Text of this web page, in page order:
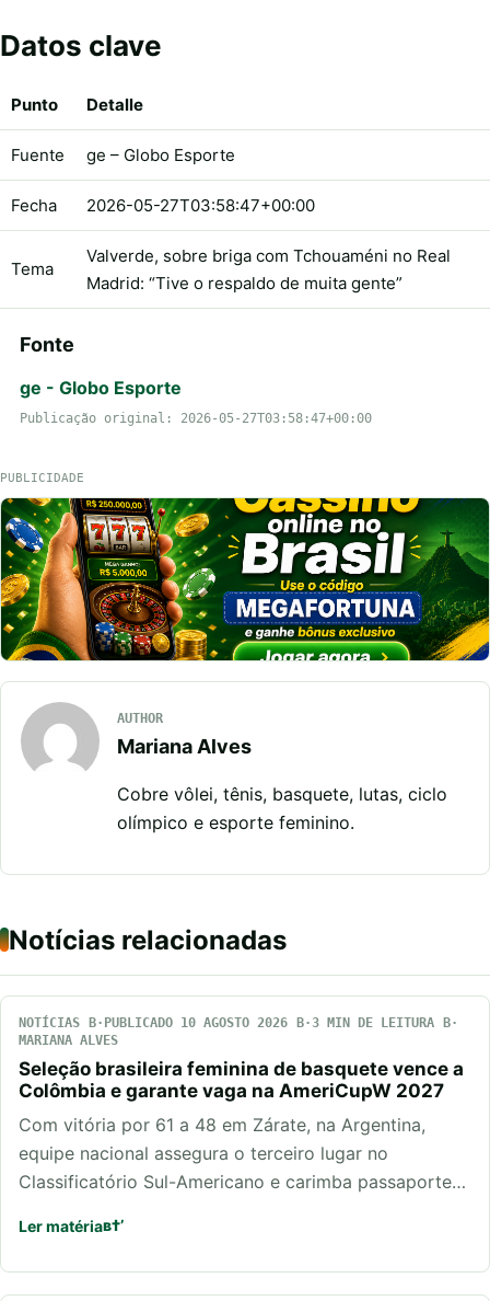
Datos clave
Punto Detalle
Fuente ge – Globo Esporte
Fecha 2026-05-27T03:58:47+00:00
Tema
Valverde, sobre briga com Tchouaméni no Real
Madrid: “Tive o respaldo de muita gente”
Fonte
ge - Globo Esporte
Publicação original: 2026-05-27T03:58:47+00:00
PUBLICIDADE
AUTHOR
Mariana Alves
Cobre vôlei, tênis, basquete, lutas, ciclo
olímpico e esporte feminino.
Notícias relacionadas
NOTÍCIAS PUBLICADO 10 AGOSTO 2026
3 MIN DE LEITURA
MARIANA ALVES
Seleção brasileira feminina de basquete vence a
Colômbia e garante vaga na AmeriCupW 2027
Com vitória por 61 a 48 em Zárate, na Argentina,
equipe nacional assegura o terceiro lugar no
Classificatório Sul-Americano e carimba passaporte…
Ler matéria